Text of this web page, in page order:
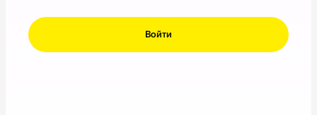
Войти